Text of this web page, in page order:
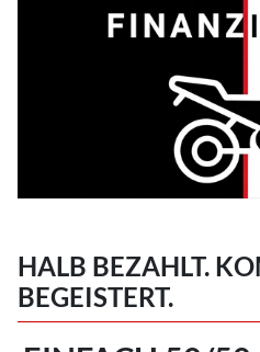
HALB BEZAHLT.
BEGEISTERT.